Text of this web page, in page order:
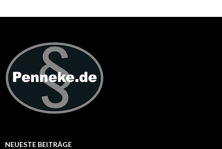
NEUESTE BEITRÄGE